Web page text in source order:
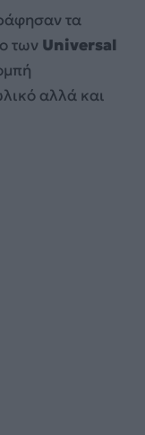
τα
των Universal
αλλά και